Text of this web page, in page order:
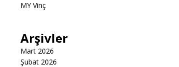
MY Vinç
Arşivler
Mart 2026
Şubat 2026